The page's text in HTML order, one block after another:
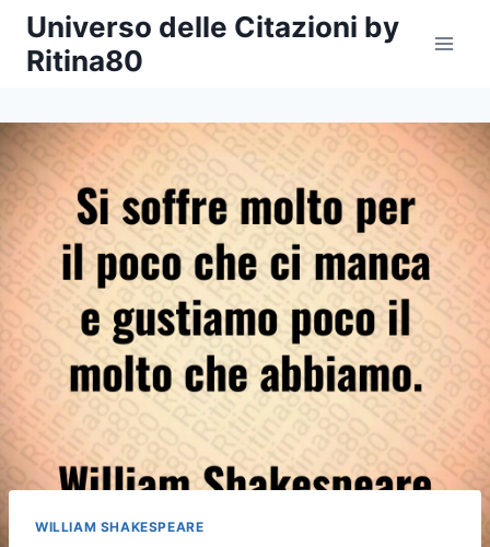
Salta
contenuto
Universo delle Citazioni by
Ritina80
WILLIAM SHAKESPEARE